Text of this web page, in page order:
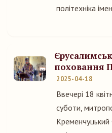
політехніка
поховання
2025-04-18
Ввечері 18
суботи,